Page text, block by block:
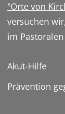
"Orte von
versuchen
im
Akut-Hilfe
Prävention